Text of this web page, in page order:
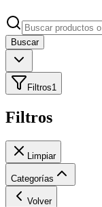
Buscar
Filtros1
Filtros
Limpiar
Categorías
Volver